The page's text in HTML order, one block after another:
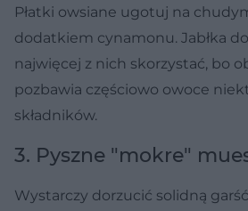
Płatki owsiane ugotuj na
dodatkiem cynamonu. Jabłka
najwięcej z nich skorzystać, bo
pozbawia częściowo owoce
składników.
3. Pyszne "mokre"
Wystarczy dorzucić solidną